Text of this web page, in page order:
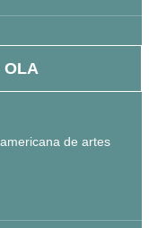
OLA
de artes